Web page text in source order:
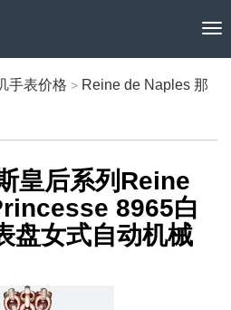
手表价格 > Reine de Naples 那
皇后系列Reine
8965白
盘女式自动机械